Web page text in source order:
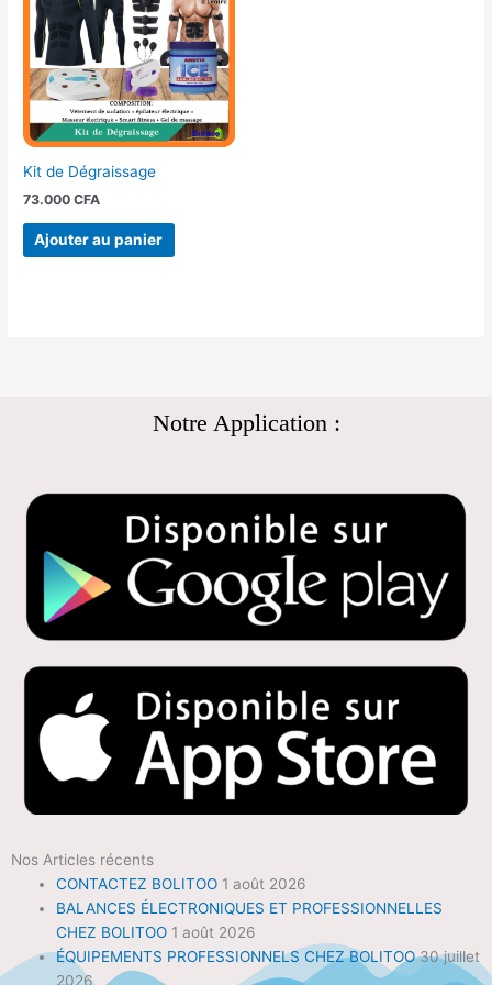
Kit de Dégraissage
73.000CFA
Ajouter au panier
Notre Application :
Nos Articles récents
CONTACTEZ BOLITOO 1 août 2026
BALANCES ÉLECTRONIQUES ET PROFESSIONNELLES
CHEZ BOLITOO 1 août 2026
ÉQUIPEMENTS PROFESSIONNELS CHEZ BOLITOO 30 juillet
2026